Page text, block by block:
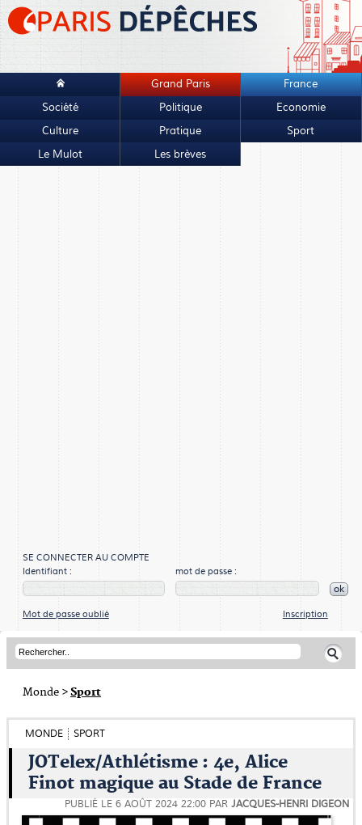
Grand Paris
France
Société
Politique
Economie
Culture
Pratique
Sport
Le Mulot
Les brèves
SE CONNECTER AU COMPTE
Identifiant :
mot de passe :
ok
Mot de passe oublié Inscription
Monde >Sport
MONDE SPORT
JOTelex/Athlétisme : 4e, Alice
Finot magique au Stade de France
PUBLIÉ LE 6 AOÛT 2024 22:00 PAR JACQUES-HENRI DIGEON